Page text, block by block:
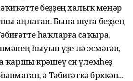
беҙҙең халыҡ меңәр
аңлаған. Бына шуға беҙҙең
һаҡларға саҡыра.
һыуын үҙе лә эсмәгән,
көрәшеү өсөн үлемһеҙ
ә Тәбиғәткә бөрккән...